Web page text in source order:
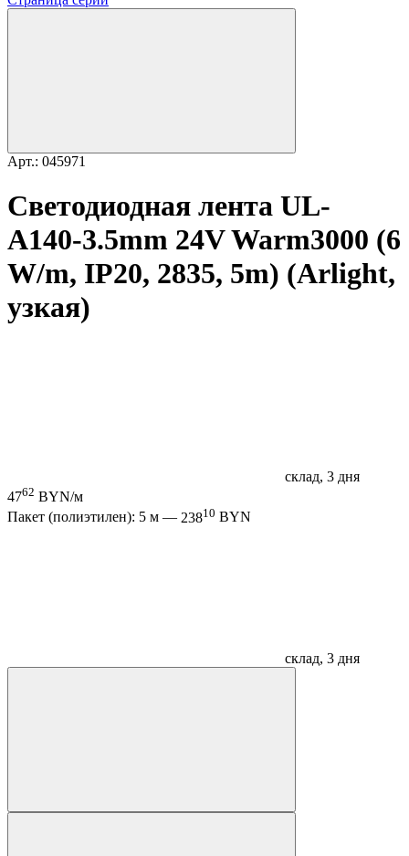
Арт.: 045971
Светодиодная лента UL-
A140-3.5mm 24V Warm3000 (6
W/m, IP20, 2835, 5m) (Arlight,
узкая)
склад, 3 дня
4762 BYN/м
Пакет (полиэтилен): 5 м — 23810 BYN
склад, 3 дня